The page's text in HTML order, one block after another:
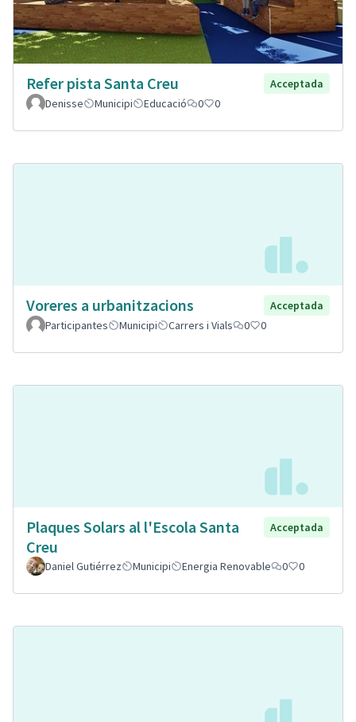
Refer pista Santa Creu
Acceptada
Denisse
Municipi Educació 0 0
Voreres a urbanitzacions
Acceptada
Participantes
Municipi Carrers i Vials 0 0
Plaques Solars al l'Escola Santa
Creu
Acceptada
Daniel Gutiérrez Municipi Energia Renovable 0 0